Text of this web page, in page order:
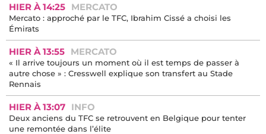
HIER À 14:25 MERCATO
Mercato : approché par le TFC, Ibrahim Cissé a choisi les
Émirats
HIER À 13:55 MERCATO
« Il arrive toujours un moment où il est temps de passer à
autre chose » : Cresswell explique son transfert au Stade
Rennais
HIER À 13:07 INFO
Deux anciens du TFC se retrouvent en Belgique pour tenter
une remontée dans l’élite